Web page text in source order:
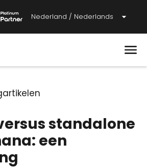
Nederland / Nederlands
standalone
een